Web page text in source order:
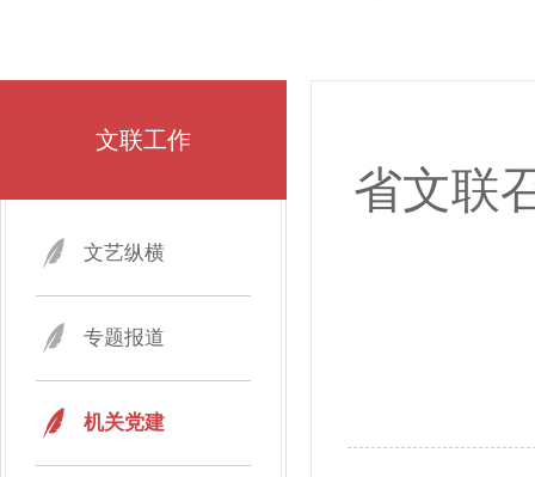
文联工作
文艺纵横
专题报道
机关党建
省文联